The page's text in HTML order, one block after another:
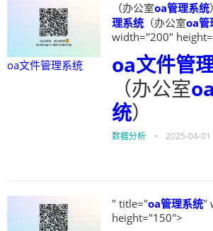
oa文件管理系统
（办公室oa管理系统
理系统 （办公室oa管
width="200"
oa文件管
（办公室
统）
数据分析 • 2025-04-01
" title="oa管理系统"
height="150">